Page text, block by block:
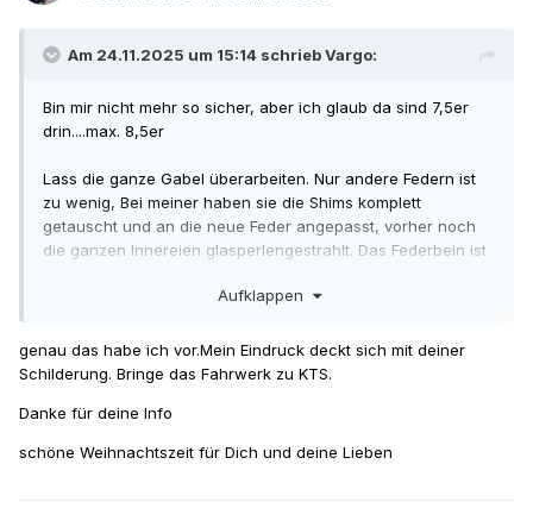
Am 24.11.2025 um 15:14 schrieb Vargo:
Bin mir nicht mehr so sicher, aber ich glaub da sind 7,5er
drin....max. 8,5er
Lass die ganze Gabel überarbeiten. Nur andere Federn ist
zu wenig, Bei meiner haben sie die Shims komplett
getauscht und an die neue Feder angepasst, vorher noch
die ganzen Innereien glasperlengestrahlt. Das Federbein ist
Das suggeriert mehr Komfort. Lass das auch überarbeiten.
Aufklappen
genau das habe ich vor.Mein Eindruck deckt sich mit deiner
Schilderung. Bringe das Fahrwerk zu KTS.
Danke für deine Info
schöne Weihnachtszeit für Dich und deine Lieben